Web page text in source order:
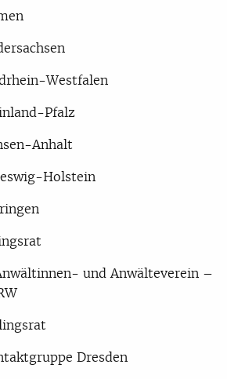
Westfalen
Pfalz
Anhalt
Holstein
und Anwälteverein –
Dresden